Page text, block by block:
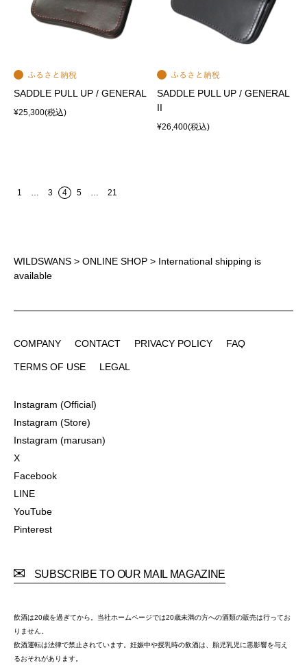
SADDLE PULL UP / GENERAL
¥25,300(税込)
SADDLE PULL UP / GENERAL
II
¥26,400(税込)
1 … 3 4 5 … 21
WILDSWANS > ONLINE SHOP > International shipping is
available
COMPANY
CONTACT
PRIVACY POLICY
FAQ
TERMS OF USE
LEGAL
Instagram (Official)
Instagram (Store)
Instagram (marusan)
X
Facebook
LINE
YouTube
Pinterest
SUBSCRIBE TO OUR MAIL MAGAZINE
飲酒は20歳を過ぎてから。当社ホームページでは20歳未満の方への酒類の販売は行ってお
りません。
飲酒運転は法律で禁止されています。妊娠中や授乳時の飲酒は、胎児乳児に悪影響を与え
るおそれがあります。